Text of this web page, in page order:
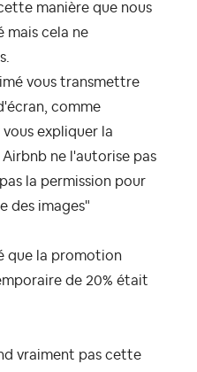
manière que nous
mais cela ne
vous transmettre
comme
expliquer la
ne l'autorise pas
la permission pour
des images"
que la promotion
de 20% était
vraiment pas cette